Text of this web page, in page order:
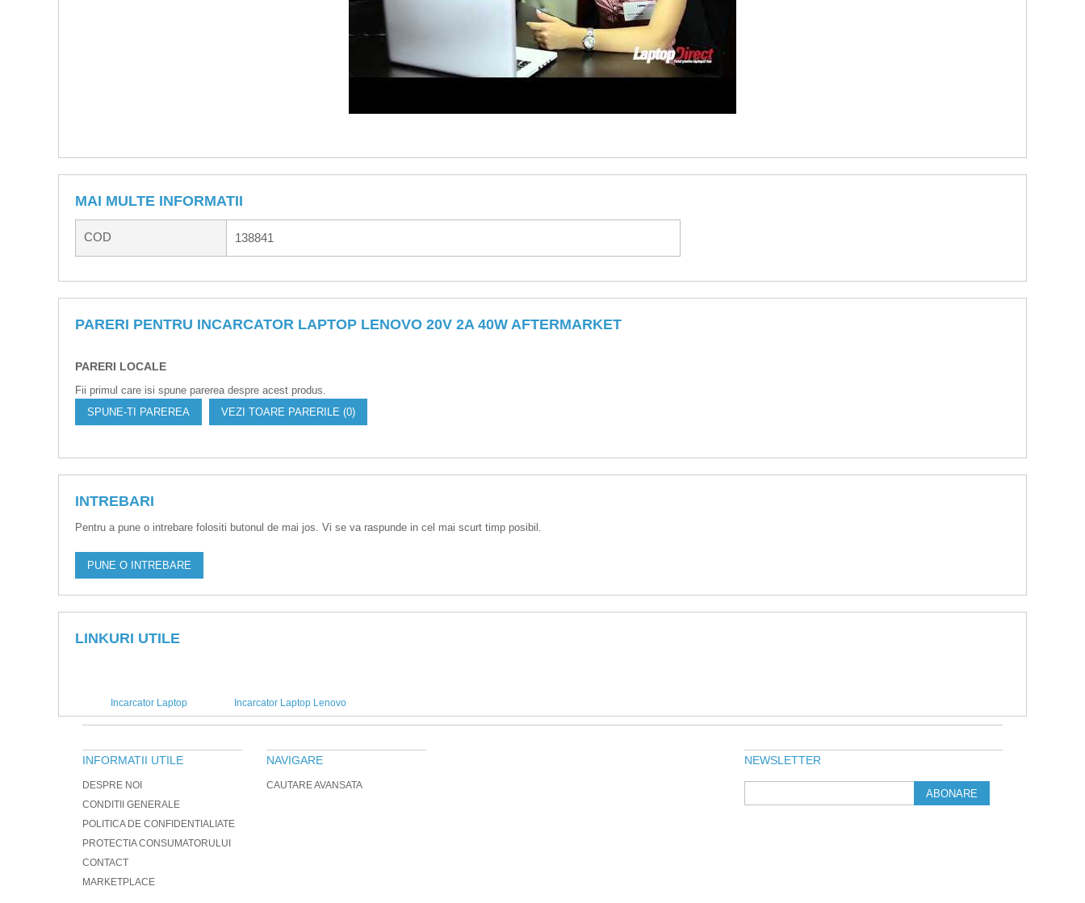
MAI MULTE INFORMATII
COD 138841
PARERI PENTRU INCARCATOR LAPTOP LENOVO 20V 2A 40W AFTERMARKET
PARERI LOCALE
Fii primul care isi spune parerea despre acest produs.
SPUNE-TI PAREREA
VEZI TOARE PARERILE (0)
INTREBARI
Pentru a pune o intrebare folositi butonul de mai jos. Vi se va raspunde in cel mai scurt timp posibil.
PUNE O INTREBARE
LINKURI UTILE
Incarcator Laptop Incarcator Laptop Lenovo
INFORMATII UTILE
DESPRE NOI
CONDITII GENERALE
POLITICA DE CONFIDENTIALIATE
PROTECTIA CONSUMATORULUI
CONTACT
MARKETPLACE
NAVIGARE
CAUTARE AVANSATA
NEWSLETTER
ABONARE